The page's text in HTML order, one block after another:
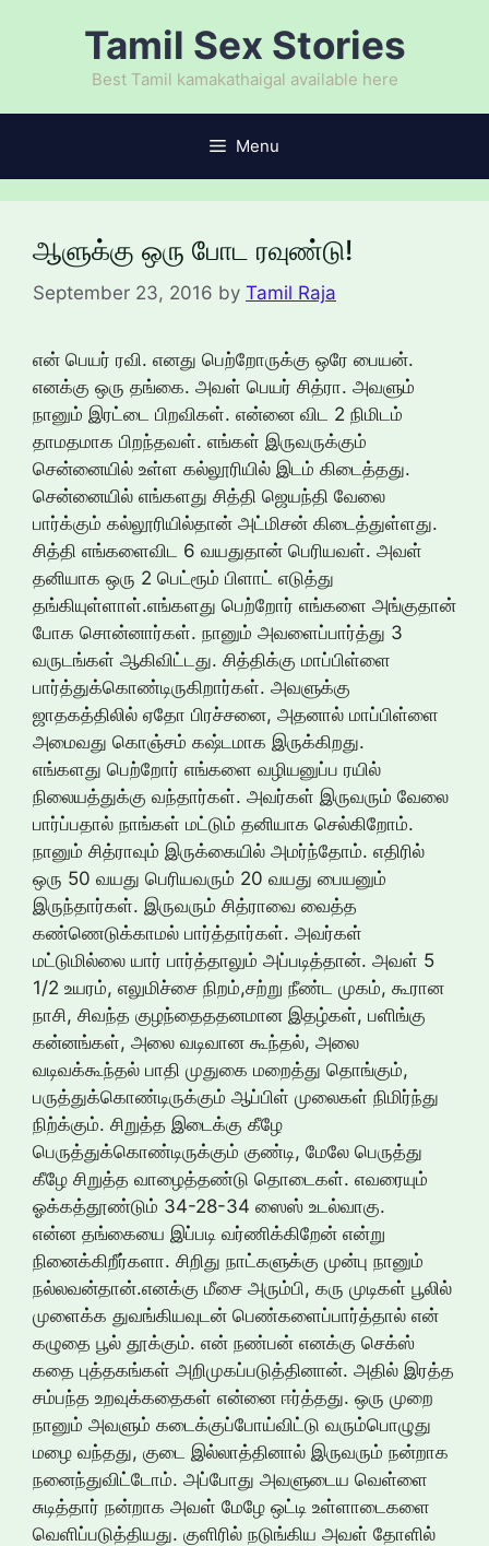
Tamil Sex Stories
Best Tamil kamakathaigal available here
Menu
ஆளுக்கு ஒரு போட ரவுண்டு!
September 23, 2016 by Tamil Raja
என் பெயர் ரவி. எனது பெற்றோருக்கு ஒரே பையன்.
எனக்கு ஒரு தங்கை. அவள் பெயர் சித்ரா. அவளும்
நானும் இரட்டை பிறவிகள். என்னை விட 2 நிமிடம்
தாமதமாக பிறந்தவள். எங்கள் இருவருக்கும்
சென்னையில் உள்ள கல்லூரியில் இடம் கிடைத்தது.
சென்னையில் எங்களது சித்தி ஜெயந்தி வேலை
பார்க்கும் கல்லூரியில்தான் அட்மிசன் கிடைத்துள்ளது.
சித்தி எங்களைவிட 6 வயதுதான் பெரியவள். அவள்
தனியாக ஒரு 2 பெட்ரூம் பிளாட் எடுத்து
தங்கியுள்ளாள்.எங்களது பெற்றோர் எங்களை அங்குதான்
போக சொன்னார்கள். நானும் அவளைப்பார்த்து 3
வருடங்கள் ஆகிவிட்டது. சித்திக்கு மாப்பிள்ளை
பார்த்துக்கொண்டிருகிறார்கள். அவளுக்கு
ஜாதகத்திலில் ஏதோ பிரச்சனை, அதனால் மாப்பிள்ளை
அமைவது கொஞ்சம் கஷ்டமாக இருக்கிறது.
எங்களது பெற்றோர் எங்களை வழியனுப்ப ரயில்
நிலையத்துக்கு வந்தார்கள். அவர்கள் இருவரும் வேலை
பார்ப்பதால் நாங்கள் மட்டும் தனியாக செல்கிறோம்.
நானும் சித்ராவும் இருக்கையில் அமர்ந்தோம். எதிரில்
ஒரு 50 வயது பெரியவரும் 20 வயது பையனும்
இருந்தார்கள். இருவரும் சித்ராவை வைத்த
கண்ணெடுக்காமல் பார்த்தார்கள். அவர்கள்
மட்டுமில்லை யார் பார்த்தாலும் அப்படித்தான். அவள் 5
1/2 உயரம், எலுமிச்சை நிறம்,சற்று நீண்ட முகம், கூரான
நாசி, சிவந்த குழந்தைததனமான இதழ்கள், பளிங்கு
கன்னங்கள், அலை வடிவான கூந்தல், அலை
வடிவக்கூந்தல் பாதி முதுகை மறைத்து தொங்கும்,
பருத்துக்கொண்டிருக்கும் ஆப்பிள் முலைகள் நிமிர்ந்து
நிற்க்கும். சிறுத்த இடைக்கு கீழே
பெருத்துக்கொண்டிருக்கும் குண்டி, மேலே பெருத்து
கீழே சிறுத்த வாழைத்தண்டு தொடைகள். எவரையும்
ஓக்கத்தூண்டும் 34-28-34 ஸைஸ் உடல்வாகு.
என்ன தங்கையை இப்படி வர்ணிக்கிறேன் என்று
நினைக்கிறீர்களா. சிறிது நாட்களுக்கு முன்பு நானும்
நல்லவன்தான்.எனக்கு மீசை அரும்பி, கரு முடிகள் பூலில்
முளைக்க துவங்கியவுடன் பெண்களைப்பார்த்தால் என்
கழுதை பூல் தூக்கும். என் நண்பன் எனக்கு செக்ஸ்
கதை புத்தகங்கள் அறிமுகப்படுத்தினான். அதில் இரத்த
சம்பந்த உறவுக்கதைகள் என்னை ஈர்த்தது. ஒரு முறை
நானும் அவளும் கடைக்குப்போய்விட்டு வரும்பொழுது
மழை வந்தது, குடை இல்லாத்தினால் இருவரும் நன்றாக
நனைந்துவிட்டோம். அப்போது அவளுடைய வெள்ளை
சுடித்தார் நன்றாக அவள் மேழே ஒட்டி உள்ளாடைகளை
வெளிப்படுத்தியது. குளிரில் நடுங்கிய அவள் தோளில்